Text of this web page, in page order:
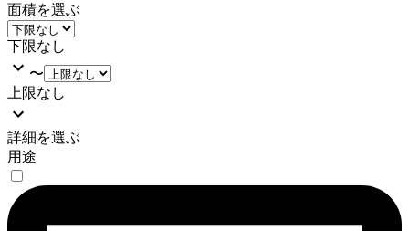
面積を選ぶ
下限なし
〜
上限なし
詳細を選ぶ
用途